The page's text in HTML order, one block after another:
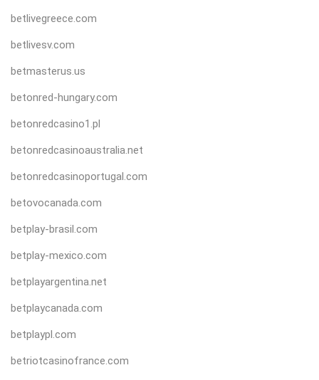
betlivegreece.com
betlivesv.com
betmasterus.us
betonred-hungary.com
betonredcasino1.pl
betonredcasinoaustralia.net
betonredcasinoportugal.com
betovocanada.com
betplay-brasil.com
betplay-mexico.com
betplayargentina.net
betplaycanada.com
betplaypl.com
betriotcasinofrance.com